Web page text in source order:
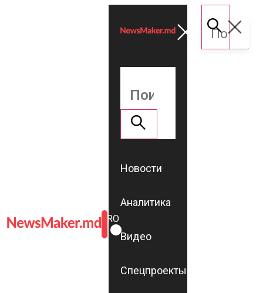
ROMÂNĂ
RU
Новости
Аналитика
Видео
Спецпроекты